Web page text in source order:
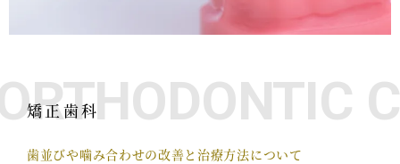
矯正歯科
歯並びや噛み合わせの改善と治療方法について